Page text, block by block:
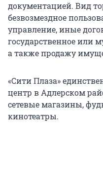
документацией. Вид
безвозмездное
управление, иные
государственное или
а также продажу
«Сити Плаза»
центр в Адлерском
сетевые магазины,
кинотеатры.